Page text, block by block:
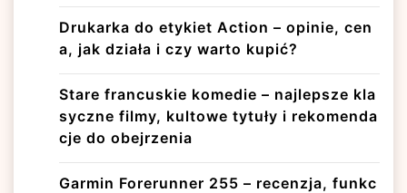
Drukarka do etykiet Action – opinie, cen
a, jak działa i czy warto kupić?
Stare francuskie komedie – najlepsze kla
syczne filmy, kultowe tytuły i rekomenda
cje do obejrzenia
Garmin Forerunner 255 – recenzja, funkc